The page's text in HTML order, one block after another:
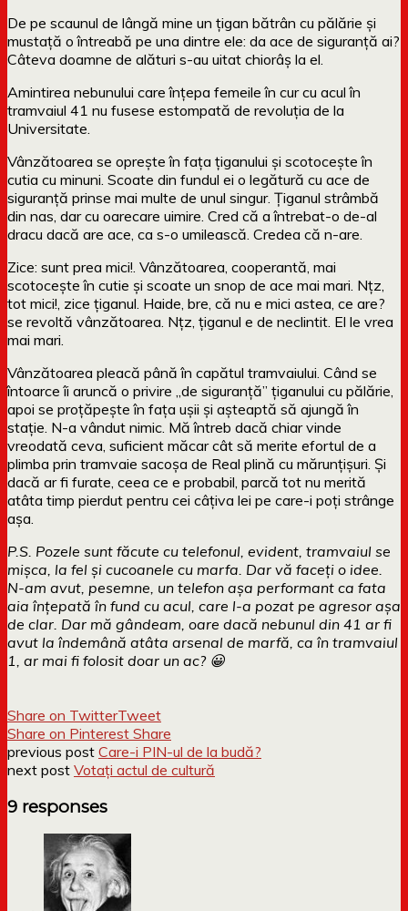
De pe scaunul de lângă mine un țigan bătrân cu pălărie și
mustață o întreabă pe una dintre ele: da ace de siguranță ai?
Câteva doamne de alături s-au uitat chiorâș la el.
Amintirea nebunului care înțepa femeile în cur cu acul în
tramvaiul 41 nu fusese estompată de revoluția de la
Universitate.
Vânzătoarea se oprește în fața țiganului și scotocește în
cutia cu minuni. Scoate din fundul ei o legătură cu ace de
siguranță prinse mai multe de unul singur. Țiganul strâmbă
din nas, dar cu oarecare uimire. Cred că a întrebat-o de-al
dracu dacă are ace, ca s-o umilească. Credea că n-are.
Zice: sunt prea mici!. Vânzătoarea, cooperantă, mai
scotocește în cutie și scoate un snop de ace mai mari. Nțz,
tot mici!, zice țiganul. Haide, bre, că nu e mici astea, ce are?
se revoltă vânzătoarea. Nțz, țiganul e de neclintit. El le vrea
mai mari.
Vânzătoarea pleacă până în capătul tramvaiului. Când se
întoarce îi aruncă o privire „de siguranță” țiganului cu pălărie,
apoi se proțăpește în fața ușii și așteaptă să ajungă în
stație. N-a vândut nimic. Mă întreb dacă chiar vinde
vreodată ceva, suficient măcar cât să merite efortul de a
plimba prin tramvaie sacoșa de Real plină cu mărunțișuri. Și
dacă ar fi furate, ceea ce e probabil, parcă tot nu merită
atâta timp pierdut pentru cei câțiva lei pe care-i poți strânge
așa.
P.S. Pozele sunt făcute cu telefonul, evident, tramvaiul se
mișca, la fel și cucoanele cu marfa. Dar vă faceți o idee.
N-am avut, pesemne, un telefon așa performant ca fata
aia înțepată în fund cu acul, care l-a pozat pe agresor așa
de clar. Dar mă gândeam, oare dacă nebunul din 41 ar fi
avut la îndemână atâta arsenal de marfă, ca în tramvaiul
1, ar mai fi folosit doar un ac? 😀
Share on TwitterTweet
Share on Pinterest Share
previous post Care-i PIN-ul de la budă?
next post Votați actul de cultură
9 responses